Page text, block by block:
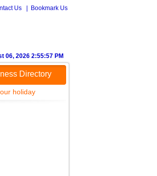
Us Bookmark Us
06, 2026 2:55:57 PM
Directory
holiday